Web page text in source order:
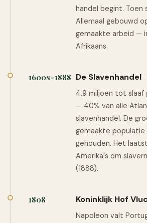
handel begint. Toen
Allemaal gebouwd
gemaakte arbeid —
Afrikaans.
1600s–1888 De Slavenhandel
4,9 miljoen tot slaaf
— 40% van alle
slavenhandel. De
gemaakte populatie
gehouden. Het
Amerika's om
(1888).
1808 Koninklijk Hof
Napoleon valt